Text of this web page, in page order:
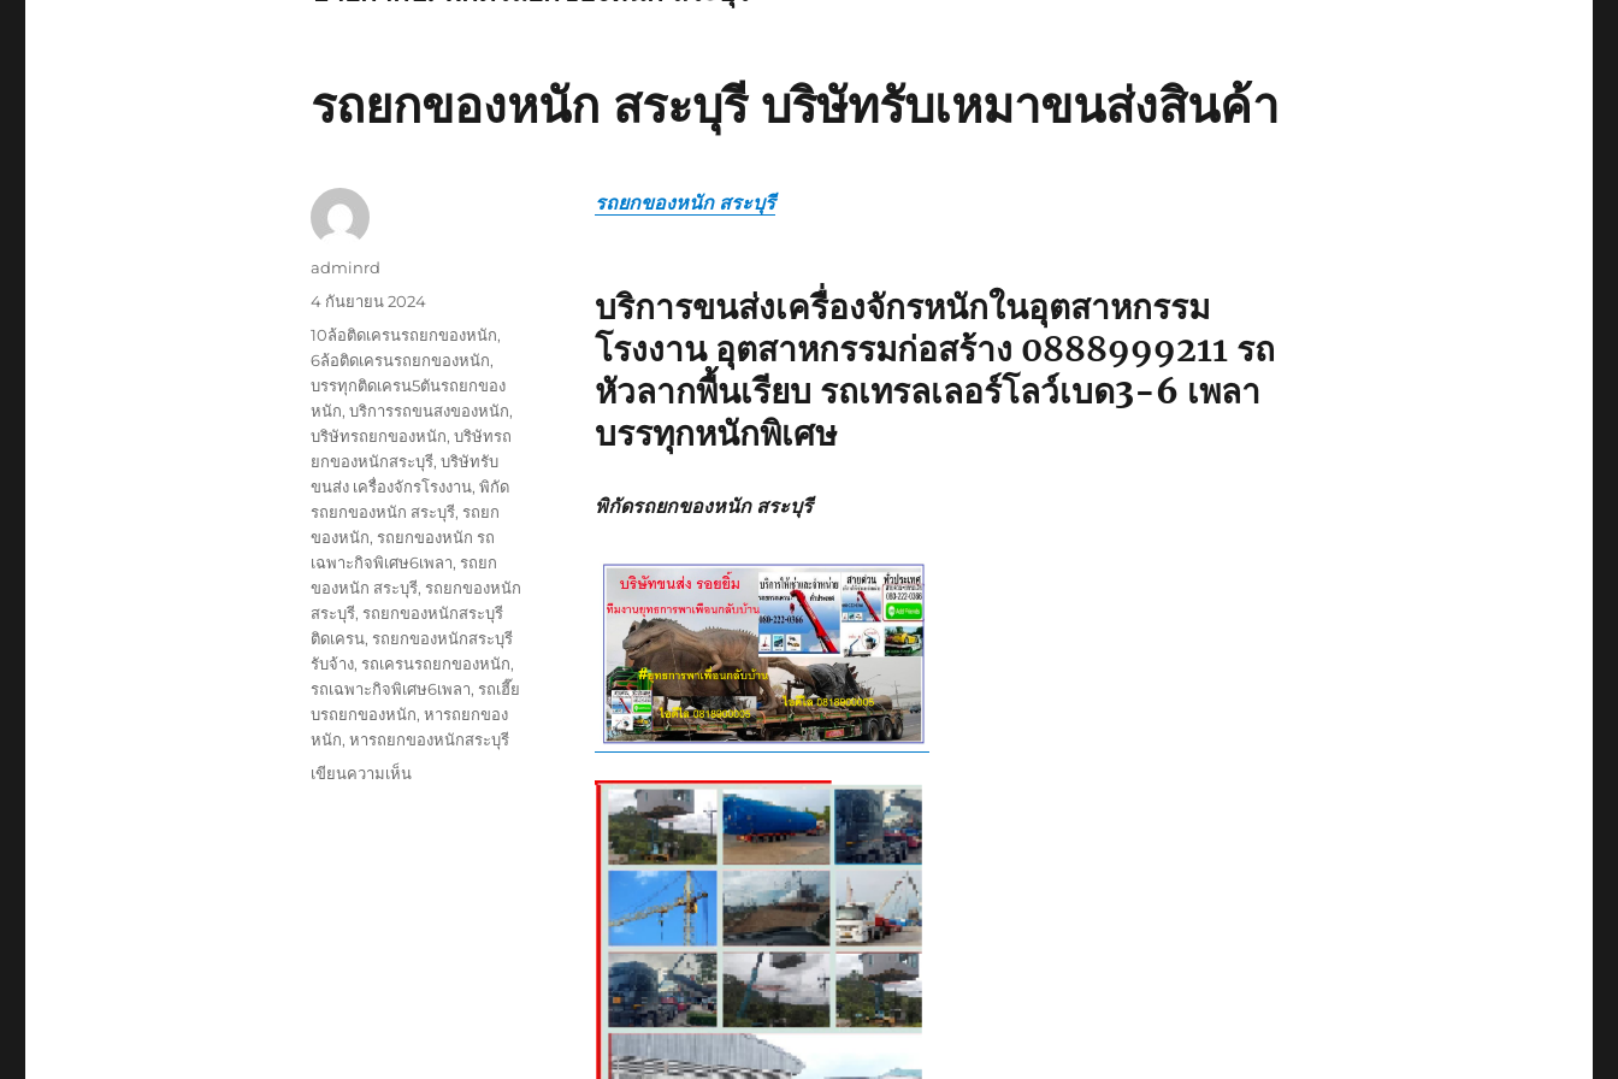
รถยกของหนัก สระบุรี บริษัทรับเหมาขนส่งสินค้า
รถยกของหนัก สระบุรี
บริการขนส่งเครื่องจักรหนักในอุตสาหกรรม
โรงงาน อุตสาหกรรมก่อสร้าง 0888999211 รถ
หัวลากพื้นเรียบ รถเทรลเลอร์โลว์เบด3-6 เพลา
บรรทุกหนักพิเศษ
พิกัดรถยกของหนัก สระบุรี
ผู้
เขียน
adminrd
เขียน
เมื่อ
4 กันยายน 2024
ป้าย
กำกับ
10ล้อติดเครนรถยกของหนัก,
6ล้อติดเครนรถยกของหนัก,
บรรทุกติดเครน5ตันรถยกของ
หนัก, บริการรถขนสงของหนัก,
บริษัทรถยกของหนัก, บริษัทรถ
ยกของหนักสระบุรี, บริษัทรับ
ขนส่ง เครื่องจักรโรงงาน, พิกัด
รถยกของหนัก สระบุรี, รถยก
ของหนัก, รถยกของหนัก รถ
เฉพาะกิจพิเศษ6เพลา, รถยก
ของหนัก สระบุรี, รถยกของหนัก
สระบุรี, รถยกของหนักสระบุรี
ติดเครน, รถยกของหนักสระบุรี
รับจ้าง, รถเครนรถยกของหนัก,
รถเฉพาะกิจพิเศษ6เพลา, รถเฮี๊ย
บรถยกของหนัก, หารถยกของ
หนัก, หารถยกของหนักสระบุรี
เขียนความเห็นบน